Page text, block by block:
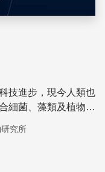
技進步，現今人類也
細菌、藻類及植物進
維持生態圈平衡的重
究所